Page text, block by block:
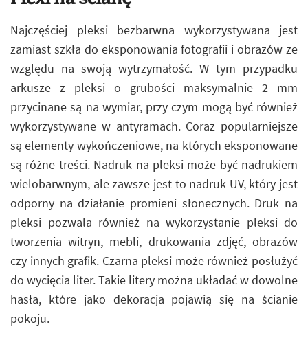
Najczęściej pleksi bezbarwna wykorzystywana jest
zamiast szkła do eksponowania fotografii i obrazów ze
względu na swoją wytrzymałość. W tym przypadku
arkusze z pleksi o grubości maksymalnie 2 mm
przycinane są na wymiar, przy czym mogą być również
wykorzystywane w antyramach. Coraz popularniejsze
są elementy wykończeniowe, na których eksponowane
są różne treści. Nadruk na pleksi może być nadrukiem
wielobarwnym, ale zawsze jest to nadruk UV, który jest
odporny na działanie promieni słonecznych. Druk na
pleksi pozwala również na wykorzystanie pleksi do
tworzenia witryn, mebli, drukowania zdjęć, obrazów
czy innych grafik. Czarna pleksi może również posłużyć
do wycięcia liter. Takie litery można układać w dowolne
hasła, które jako dekoracja pojawią się na ścianie
pokoju.